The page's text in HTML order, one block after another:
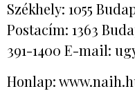
Székhely: 1055
Postacím: 1363
391-1400 E-mail:
Honlap: